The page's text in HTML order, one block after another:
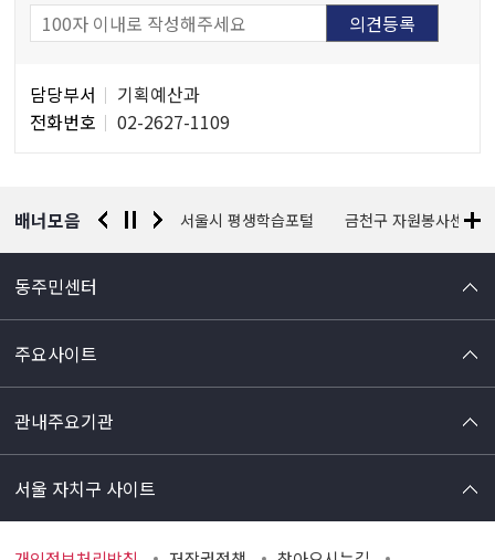
당
자
담당부서
기획예산과
전화번호
02-2627-1109
배너모음
찰청 유실물 통합포털 서울시 평생학습포털 금천구 자원봉사센터
동주민센터
주요사이트
관내주요기관
서울 자치구 사이트